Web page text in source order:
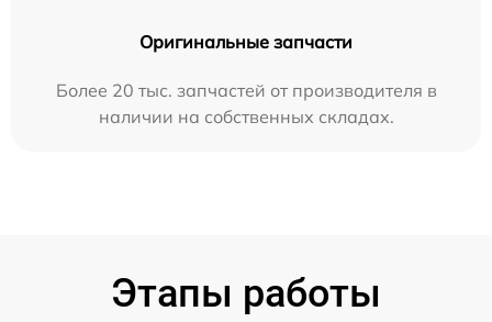
Оригинальные запчасти
Более 20 тыс. запчастей от производителя в
наличии на собственных складах.
Этапы работы